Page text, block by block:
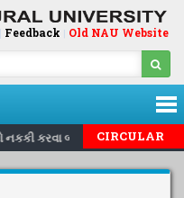
Feedback | Old NAU Website
કરવા બાબત.. | |Inviting
CIRCULAR